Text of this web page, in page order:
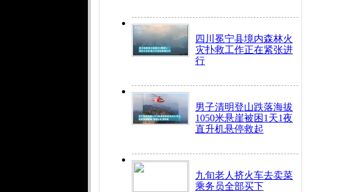
四川冕宁县境内森林火
灾扑救工作正在紧张进
行
男子清明登山跌落海拔
1050米悬崖被困1天1夜
直升机悬停救起
九旬老人挤火车去卖菜
乘务员全部买下